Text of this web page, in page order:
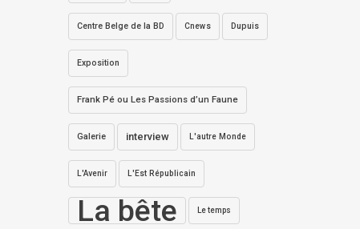
Centre Belge de la BD Cnews Dupuis
Exposition
Frank Pé ou Les Passions d’un Faune
Galerie interview L'autre Monde
L'Avenir L'Est Républicain
La bête Le temps